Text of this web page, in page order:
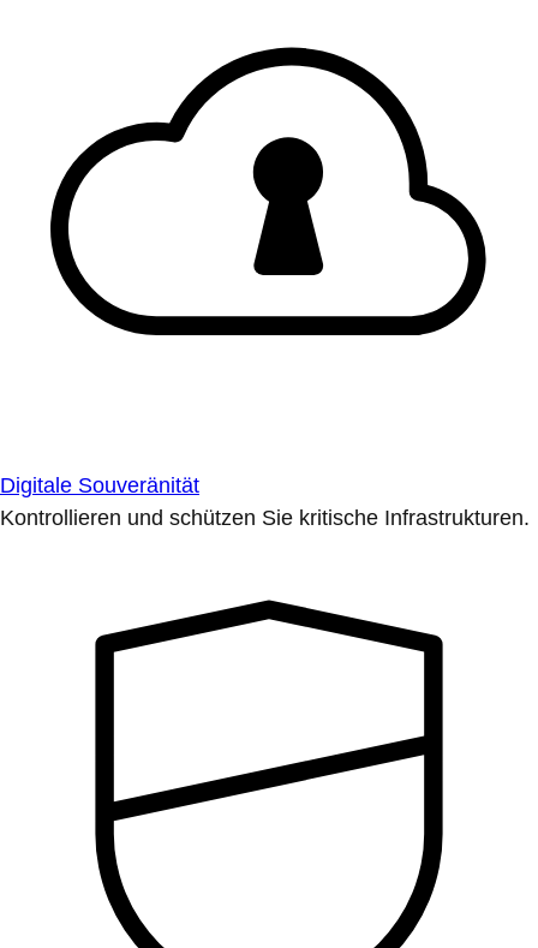
Digitale Souveränität
Kontrollieren und schützen Sie kritische Infrastrukturen.